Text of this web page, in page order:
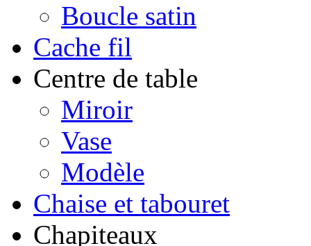
Boucle satin
Cache fil
Centre de table
Miroir
Vase
Modèle
Chaise et tabouret
Chapiteaux